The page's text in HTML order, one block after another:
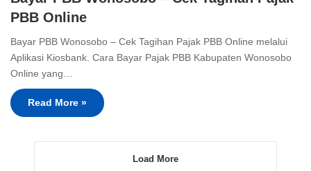
PBB Online
Bayar PBB Wonosobo – Cek Tagihan Pajak PBB Online melalui
Aplikasi Kiosbank. Cara Bayar Pajak PBB Kabupaten Wonosobo
Online yang…
Read More »
Load More